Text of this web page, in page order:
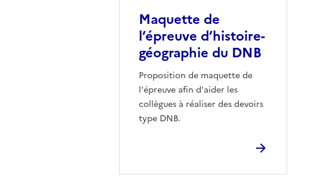
Maquette de
l’épreuve d’histoire-
géographie du DNB
Proposition de maquette de
l'épreuve afin d'aider les
collègues à réaliser des devoirs
type DNB.